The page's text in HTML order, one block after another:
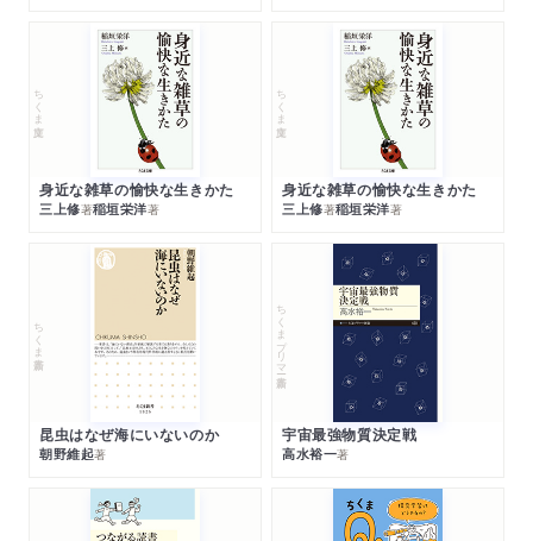
ちくま文庫
身近な雑草の愉快な生きかた
三上修著稲垣栄洋著
ちくま文庫
身近な雑草の愉快な生きかた
三上修著稲垣栄洋著
ちくま新書
昆虫はなぜ海にいないのか
朝野維起著
ちくまプリマー新書
宇宙最強物質決定戦
高水裕一著